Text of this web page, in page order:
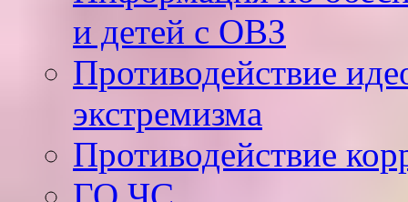
и детей с ОВЗ
Противодействие
экстремизма
Противодействие